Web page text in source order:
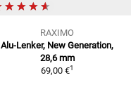
RAXIMO
Alu-Lenker, New Generation,
28,6 mm
69,00 €1